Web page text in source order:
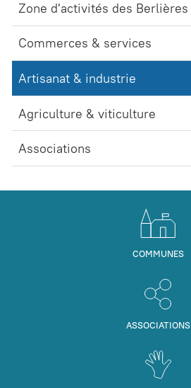
Zone d'activités des Berlières
Commerces & services
Artisanat & industrie
Agriculture & viticulture
Associations
COMMUNES
ASSOCIATIONS